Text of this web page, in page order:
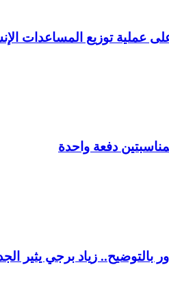
عملية توزيع المساعدات
دفعة واحدة
بالتوضيح.. زياد برجي يثير